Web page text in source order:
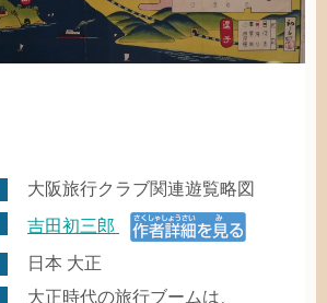
大阪旅行クラブ関連遊覧略図
吉田初三郎
日本 大正
大正時代の旅行ブームは、